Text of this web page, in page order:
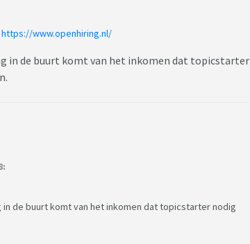
https://www.openhiring.nl/
in de buurt komt van het inkomen dat topicstarter
de buurt komt van het inkomen dat topicstarter nodig